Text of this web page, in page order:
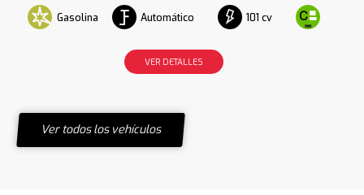
Gasolina Automático 101 cv
VER DETALLES
Ver todos los vehículos